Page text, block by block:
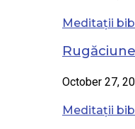
Meditații
October 27,
Meditații